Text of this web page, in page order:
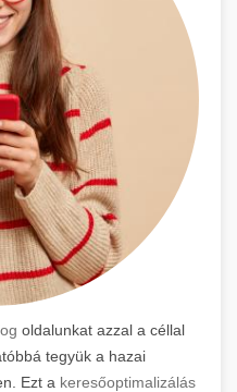
oldalunkat azzal a céllal
tegyük a hazai
Ezt a keresőoptimalizálás